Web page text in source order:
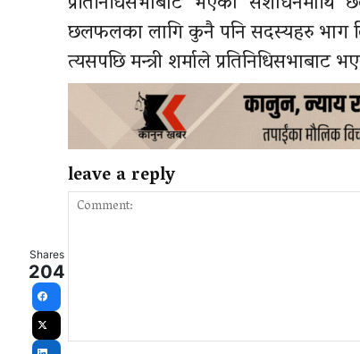
छलफलका लागि कुनै पनि सदस्यहरु भाग
त्यसपछि मन्त्री शर्माले
leave a reply
Shares
204
Facebook
X